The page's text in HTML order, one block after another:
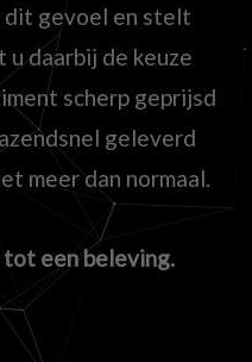
dit gevoel en stelt
u daarbij de keuze
scherp geprijsd
geleverd
meer dan normaal.
tot een beleving.